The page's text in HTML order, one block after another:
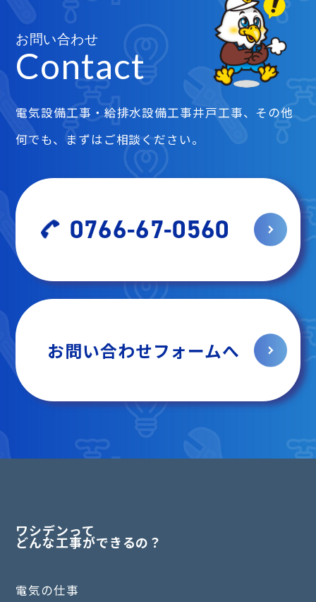
お問い合わせ
Contact
電気設備工事・給排水設備工事井戸工事、その他
何でも、まずはご相談ください。
0766-67-0560
お問い合わせフォームへ
ワシデンって
どんな工事ができるの？
電気の仕事